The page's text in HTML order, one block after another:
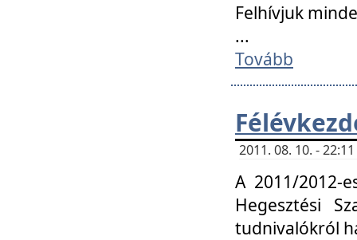
Felhívjuk
...
Tovább
2011. 08. 10. -
A 2011/2012-
Hegesztési
tudnivalókról